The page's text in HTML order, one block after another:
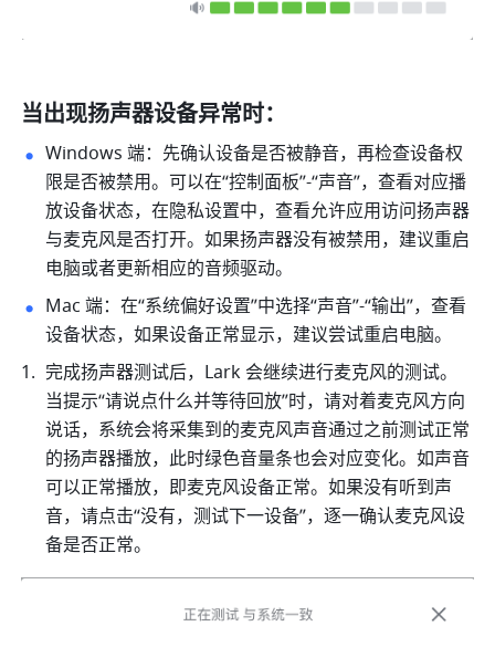
当出现扬声器设备异常时：
Windows 端：先确认设备是否被静音，再检查设备权
限是否被禁用。可以在“控制面板”-“声音”，查看对应播
放设备状态，在隐私设置中，查看允许应用访问扬声器
与麦克风是否打开。如果扬声器没有被禁用，建议重启
电脑或者更新相应的音频驱动。
Mac 端：在“系统偏好设置”中选择“声音”-“输出”，查看
设备状态，如果设备正常显示，建议尝试重启电脑。
完成扬声器测试后，Lark 会继续进行麦克风的测试。
当提示“请说点什么并等待回放”时，请对着麦克风方向
说话，系统会将采集到的麦克风声音通过之前测试正常
的扬声器播放，此时绿色音量条也会对应变化。如声音
可以正常播放，即麦克风设备正常。如果没有听到声
音，请点击“没有，测试下一设备”，逐一确认麦克风设
备是否正常。